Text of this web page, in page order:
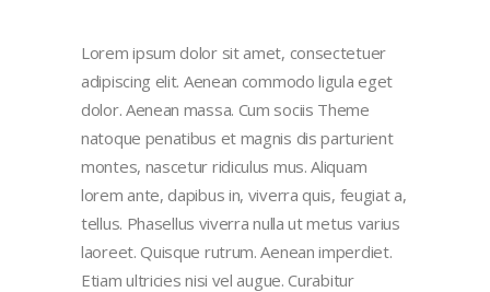
Lorem ipsum dolor sit amet, consectetuer
adipiscing elit. Aenean commodo ligula eget
dolor. Aenean massa. Cum sociis Theme
natoque penatibus et magnis dis parturient
montes, nascetur ridiculus mus. Aliquam
lorem ante, dapibus in, viverra quis, feugiat a,
tellus. Phasellus viverra nulla ut metus varius
laoreet. Quisque rutrum. Aenean imperdiet.
Etiam ultricies nisi vel augue. Curabitur